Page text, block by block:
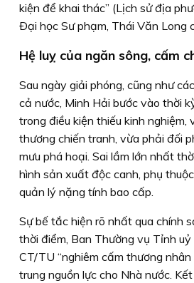
kiện để khai thác” (Lịch sử địa
Ðại học Sư phạm, Thái Văn Long
Hệ luỵ của ngăn sông, cấm
Sau ngày giải phóng, cũng như
cả nước, Minh Hải bước vào thời
trong điều kiện thiếu kinh nghiệm,
thương chiến tranh, vừa phải đối
mưu phá hoại. Sai lầm lớn nhất
hình sản xuất độc canh, phụ
quản lý nặng tính bao cấp.
Sự bế tắc hiện rõ nhất qua chính
thời điểm, Ban Thường vụ Tỉnh
CT/TU “nghiêm cấm thương nhân
trung nguồn lực cho Nhà nước.